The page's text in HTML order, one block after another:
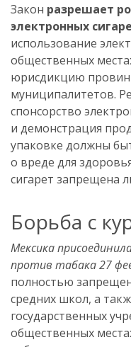
Закон разрешает
электронных
использование
общественных
юрисдикцию
муниципалитетов.
спонсорство
и демонстрация
упаковке должны
о вреде для
сигарет запрещена
Борьба с
Мексика
против табака 27
полностью
средних школ, а
государственных
общественных